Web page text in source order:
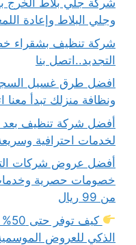
وجلي البلاط وإعادة
التجديد..اتصل بنا
افضل طرق غسيل
ونظافة منزلك تبدأ معنا
لخدمات احترافية
خصومات حصرية وخدمات
من 99 ريال
الذكي للعروض